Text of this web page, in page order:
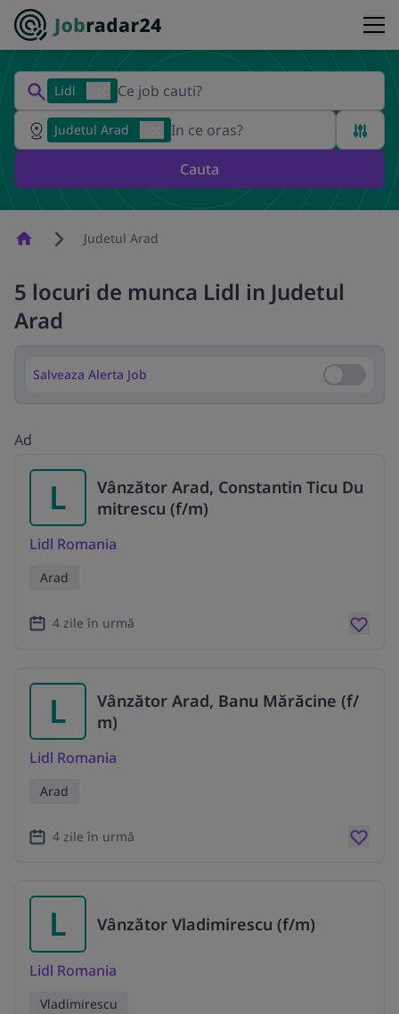
Lidl
Judetul Arad
Cauta
HomepageJudetul Arad
5 locuri de munca Lidl in Judetul
Arad
Salveaza Alerta Job Salveaza
Ad
L
Vânzător Arad, Constantin Ticu Du
mitrescu (f/m)
Lidl Romania
Arad
4 zile în urmă
L
Vânzător Arad, Banu Mărăcine (f/
m)
Lidl Romania
Arad
4 zile în urmă
L Vânzător Vladimirescu (f/m)
Lidl Romania
Vladimirescu